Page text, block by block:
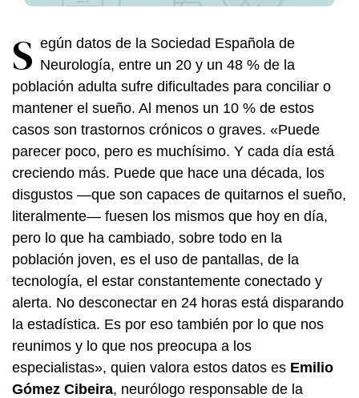
S egún datos de la Sociedad Española de
Neurología, entre un 20 y un 48 % de la
población adulta sufre dificultades para conciliar o
mantener el sueño. Al menos un 10 % de estos
casos son trastornos crónicos o graves. «Puede
parecer poco, pero es muchísimo. Y cada día está
creciendo más. Puede que hace una década, los
disgustos —que son capaces de quitarnos el sueño,
literalmente— fuesen los mismos que hoy en día,
pero lo que ha cambiado, sobre todo en la
población joven, es el uso de pantallas, de la
tecnología, el estar constantemente conectado y
alerta. No desconectar en 24 horas está disparando
la estadística. Es por eso también por lo que nos
reunimos y lo que nos preocupa a los
especialistas», quien valora estos datos es Emilio
Gómez Cibeira, neurólogo responsable de la